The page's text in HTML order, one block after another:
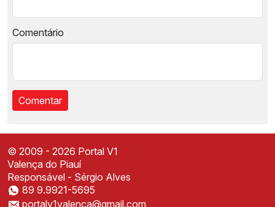
Comentário
Instale o Portal V1
© 2009 - 2026 Portal V1
Valença do Piauí
Responsável - Sérgio Alves
89 9.9921-5695
portalv1valenca@gmail.com